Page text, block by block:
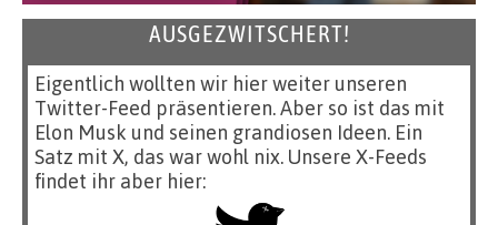
AUSGEZWITSCHERT!
Eigentlich wollten wir hier weiter unseren
Twitter-Feed präsentieren. Aber so ist das mit
Elon Musk und seinen grandiosen Ideen. Ein
Satz mit X, das war wohl nix. Unsere X-Feeds
findet ihr aber hier: